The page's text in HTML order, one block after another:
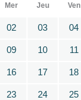
Mer Jeu Ven
02 03 04
09 10 11
16 17 18
23 24 25